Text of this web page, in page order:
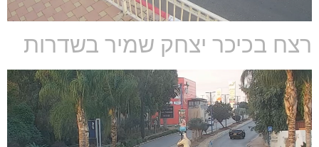
רצח בכיכר יצחק שמיר בשדרות